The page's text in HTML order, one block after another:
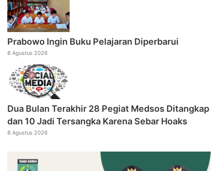
Prabowo Ingin Buku Pelajaran Diperbarui
8 Agustus 2026
Dua Bulan Terakhir 28 Pegiat Medsos Ditangkap
dan 10 Jadi Tersangka Karena Sebar Hoaks
8 Agustus 2026